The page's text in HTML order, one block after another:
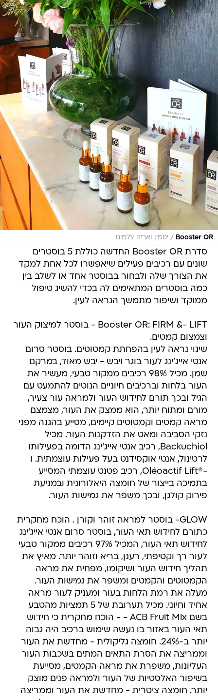
Booster OR
/ יסמין ואריה צלמים
סדרת Booster OR החדשה כוללת 5 בוסטרים
שונים עם רכיבים פעילים שיאפשרו לכל אחת למקד
את הצורך שלה ולבחור בבוסטר אחד או לשלב בין
כמה בוסטרים המתאימים לה בכדי להשיג טיפול
ממוקד ושיפור מתמשך הנראה לעין.
Booster OR: FIRM &- LIFT - בוסטר למיצוק העור
וצמצום קמטים.
שינוי נראה לעין בהפחתת קמטוטים. בוסטר סרום
אנטי אייג'ינג לעור בוגר ויבש - יבש מאוד, במרקם
שמן. מכיל 98% רכיבים ממקור טבעי, מעשיר את
העור בלחות וברכיבים חיוניים הנוטים להתמעט עם
הגיל ובכך תורם לחידוש העור ולמראה עור צעיר,
מורם ומתוח יותר, הוא ממצק את העור, מצמצם
מראה קמטים וקמטוטים קיימים, מסייע בהגנה מפני
נזקי הסביבה ומאט את הזדקנות העור. מכיל
Backuchiol, רכיב אנטי אייג'ינג הדומה בפעילותו
לרטינול, אנטי אוקסידנט בעל פעילות עוצמתית. ו
-®Oléoactif Lift, רכיב פטנט עוצמתי המסייע
בתמיכה בייצור של חומצה היאלורונית ובמניעת
פירוק קולגן, ובכך משפר את גמישות העור.
GLOW- בוסטר למראה זוהר וקורן . הוכח מחקרית
כתורם לחידוש תאי העור, בוסטר סרום אנטי אייג'ינג
לחידוש תאי העור, המכיל 97% רכיבים ממקור טבעי
לעור רך וקטיפתי, רענן, בריא וזוהר יותר. מאיץ את
תהליך חידוש העור ושיקומו, מפחית את מראה
הקמטוטים והקמטים ומשפר את גמישות העור.
מעלה את רמת הלחות בעור ומעניק לעור מראה
אחיד וחיוני. מכיל תערובת של 5 תמציות מהטבע
בשם ACB Fruit Mix - - הוכח מחקרית כי חידוש
תאי העור באזור בו נעשה שימוש ברכיב היה גבוה
יותר ב-24%. חומצה גליקולית - מחדשת את העור
וממריצה את הסרת התאים המתים בשכבות העור
העליונות, משפרת את מראה הקמטים, מסייעת
בשיפור האלסטיות של העור ולמראה פנים מוצק
יותר. חומצה ציטרית - מחדשת את העור וממריצה